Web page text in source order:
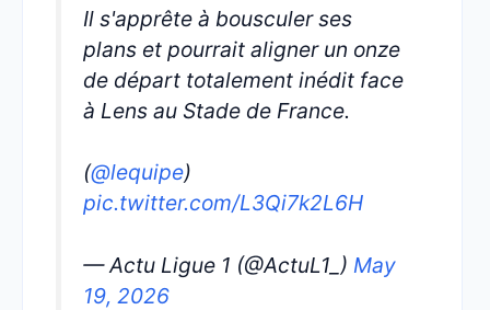
Il s'apprête à bousculer ses
plans et pourrait aligner un onze
de départ totalement inédit face
à Lens au Stade de France.
(@lequipe)
pic.twitter.com/L3Qi7k2L6H
— Actu Ligue 1 (@ActuL1_) May
19, 2026